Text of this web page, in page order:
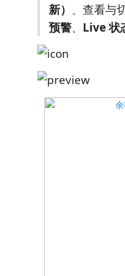
新） 、查看与
预警、 Live 状